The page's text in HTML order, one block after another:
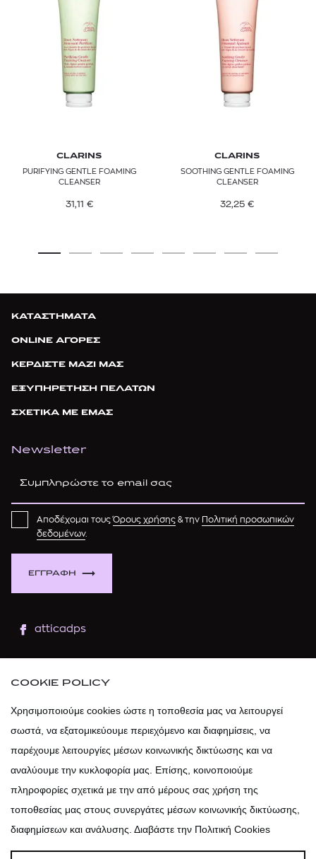
CLARINS
PURIFYING GENTLE FOAMING
CLEANSER
31,11 €
CLARINS
SOOTHING GENTLE FOAMING
CLEANSER
32,25 €
ΚΑΤΑΣΤΗΜΑΤΑ
ONLINE ΑΓΟΡΕΣ
ΚΕΡΔΙΣΤΕ ΜΑΖΙ ΜΑΣ
ΕΞΥΠΗΡΕΤΗΣΗ ΠΕΛΑΤΩΝ
ΣΧΕΤΙΚΑ ΜΕ ΕΜΑΣ
Newsletter
ΕΓΓΡΑΦΗ
Αποδέχομαι τουςΌρους χρήσης & την
Πολιτική προσωπικών
δεδομένων.
atticadps
atticadps
COOKIE POLICY
Χρησιμοποιούμε cookies ώστε η τοποθεσία μας να λειτουργεί
σωστά, να εξατομικεύουμε περιεχόμενο και διαφημίσεις, να
παρέχουμε λειτουργίες μέσων κοινωνικής δικτύωσης και να
αναλύουμε την κυκλοφορία μας. Επίσης, κοινοποιούμε
πληροφορίες σχετικά με την από μέρους σας χρήση της
τοποθεσίας μας στους συνεργάτες μέσων κοινωνικής δικτύωσης,
διαφημίσεων και ανάλυσης. Διαβάστε την Πολιτική Cookies